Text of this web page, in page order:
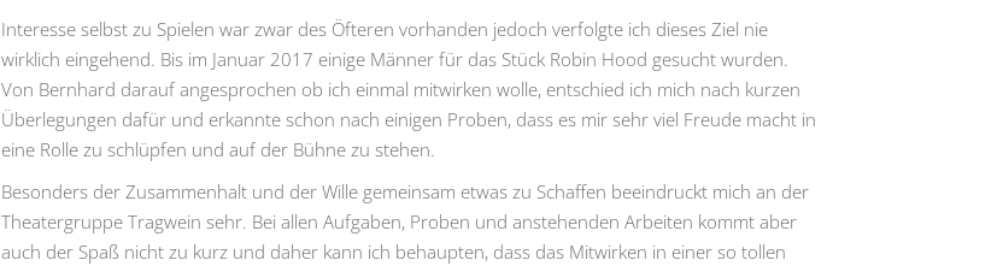
Interesse selbst zu Spielen war zwar des Öfteren vorhanden jedoch verfolgte ich dieses Ziel nie
wirklich eingehend. Bis im Januar 2017 einige Männer für das Stück Robin Hood gesucht wurden.
Von Bernhard darauf angesprochen ob ich einmal mitwirken wolle, entschied ich mich nach kurzen
Überlegungen dafür und erkannte schon nach einigen Proben, dass es mir sehr viel Freude macht in
eine Rolle zu schlüpfen und auf der Bühne zu stehen.
Besonders der Zusammenhalt und der Wille gemeinsam etwas zu Schaffen beeindruckt mich an der
Theatergruppe Tragwein sehr. Bei allen Aufgaben, Proben und anstehenden Arbeiten kommt aber
auch der Spaß nicht zu kurz und daher kann ich behaupten, dass das Mitwirken in einer so tollen